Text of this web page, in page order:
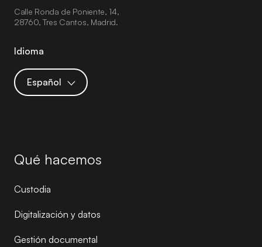
Calle Ronda de Poniente, 14,
28760, Tres Cantos, Madrid.
Idioma
Español
Qué hacemos
Custodia
Digitalización y datos
Gestión documental